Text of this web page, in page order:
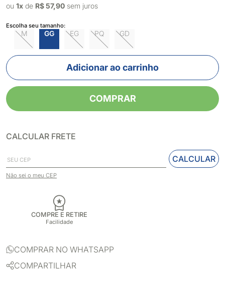
ou 1x de R$ 57,90 sem juros
Escolha seu tamanho:
M GG EG PQ GD
Adicionar ao carrinho
COMPRAR
CALCULAR FRETE
CALCULAR
Não sei o meu CEP
COMPRE E RETIRE
Facilidade
COMPRAR NO WHATSAPP
COMPARTILHAR